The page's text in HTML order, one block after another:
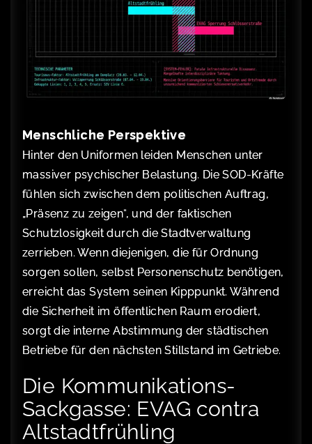
Menschliche Perspektive
Hinter den Uniformen leiden Menschen unter
massiver psychischer Belastung. Die SOD-Kräfte
fühlen sich zwischen dem politischen Auftrag,
„Präsenz zu zeigen“, und der faktischen
Schutzlosigkeit durch die Stadtverwaltung
zerrieben. Wenn diejenigen, die für Ordnung
sorgen sollen, selbst Personenschutz benötigen,
erreicht das System seinen Kipppunkt. Während
die Sicherheit im öffentlichen Raum erodiert,
sorgt die interne Abstimmung der städtischen
Betriebe für den nächsten Stillstand im Getriebe.
Die Kommunikations-
Sackgasse: EVAG contra
Altstadtfrühling